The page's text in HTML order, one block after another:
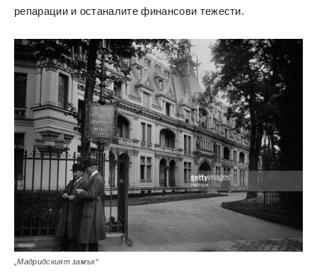
репарации и останалите финансови тежести.
„Мадридският замък“